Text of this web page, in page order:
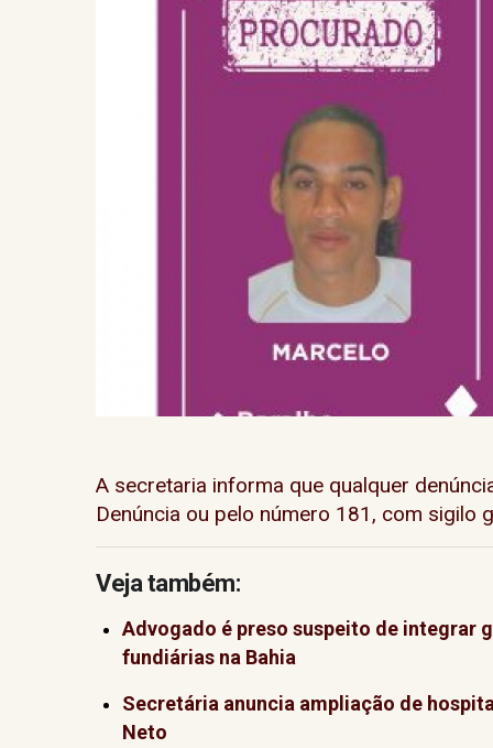
A secretaria informa que qualquer
Denúncia ou pelo número 181, com sigilo
Veja também:
Advogado é preso suspeito de integrar
fundiárias na Bahia
Secretária anuncia ampliação de
Neto